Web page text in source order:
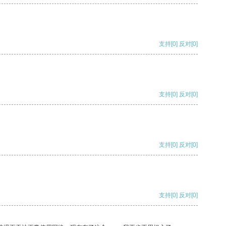
支持[0] 反对[0]
支持[0] 反对[0]
支持[0] 反对[0]
支持[0] 反对[0]